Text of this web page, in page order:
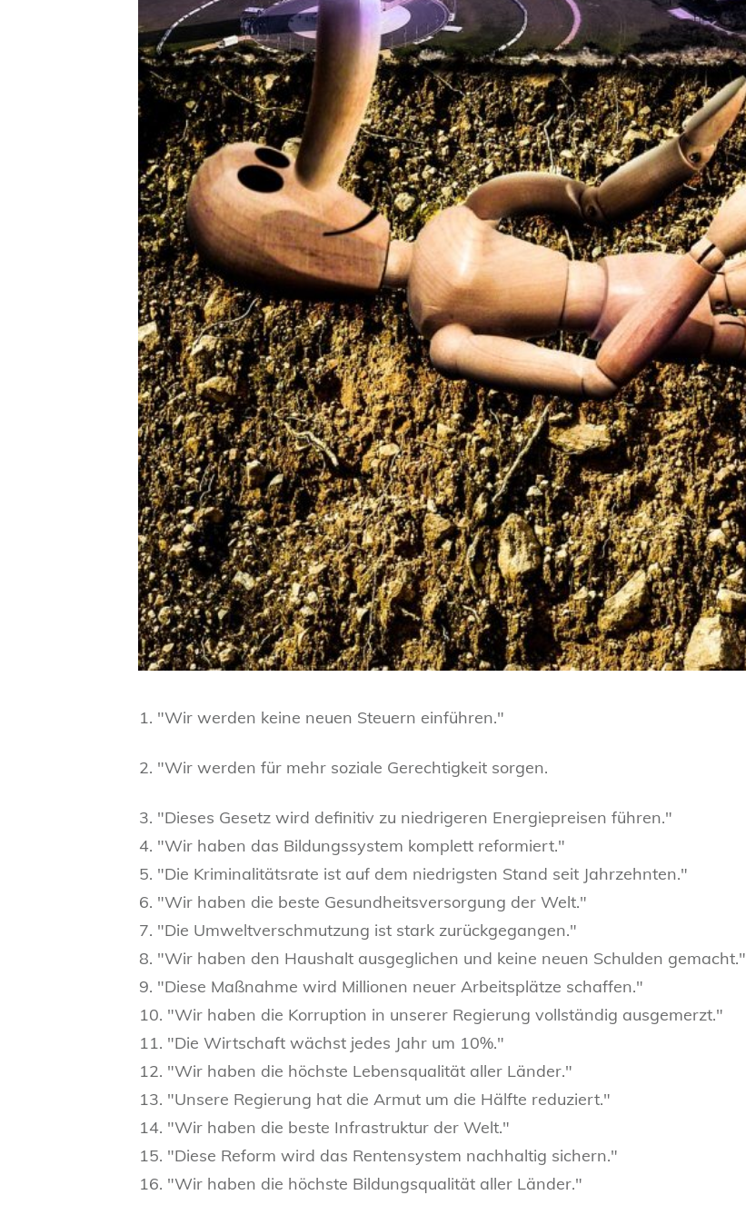
1. "Wir werden keine neuen Steuern einführen."
2. "Wir werden für mehr soziale Gerechtigkeit sorgen.
3. "Dieses Gesetz wird definitiv zu niedrigeren Energiepreisen führen."
4. "Wir haben das Bildungssystem komplett reformiert."
5. "Die Kriminalitätsrate ist auf dem niedrigsten Stand seit Jahrzehnten."
6. "Wir haben die beste Gesundheitsversorgung der Welt."
7. "Die Umweltverschmutzung ist stark zurückgegangen."
8. "Wir haben den Haushalt ausgeglichen und keine neuen Schulden gemacht."
9. "Diese Maßnahme wird Millionen neuer Arbeitsplätze schaffen."
10. "Wir haben die Korruption in unserer Regierung vollständig ausgemerzt."
11. "Die Wirtschaft wächst jedes Jahr um 10%."
12. "Wir haben die höchste Lebensqualität aller Länder."
13. "Unsere Regierung hat die Armut um die Hälfte reduziert."
14. "Wir haben die beste Infrastruktur der Welt."
15. "Diese Reform wird das Rentensystem nachhaltig sichern."
16. "Wir haben die höchste Bildungsqualität aller Länder."